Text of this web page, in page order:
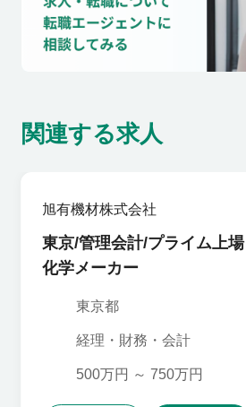
関連する求人
旭有機材株式会社
東京/管理会計/プライム上場
化学メーカー
東京都
経理・財務・会計
500万円 ～ 750万円